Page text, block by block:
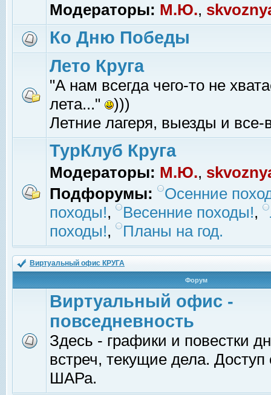
Модераторы: М.Ю.,
Ко Дню Победы
Лето Круга
"А нам всегда чего-то не
лета..."
)))
Летние лагеря, выезды и все-
ТурКлуб Круга
Модераторы: М.Ю.,
Подфорумы:
Осенние
походы!, Весенние походы!,
походы!, Планы на год.
Виртуальный офис КРУГА
Форум
Виртуальный офис -
повседневность
Здесь - графики и повестки
встреч, текущие дела.
ШАРа.